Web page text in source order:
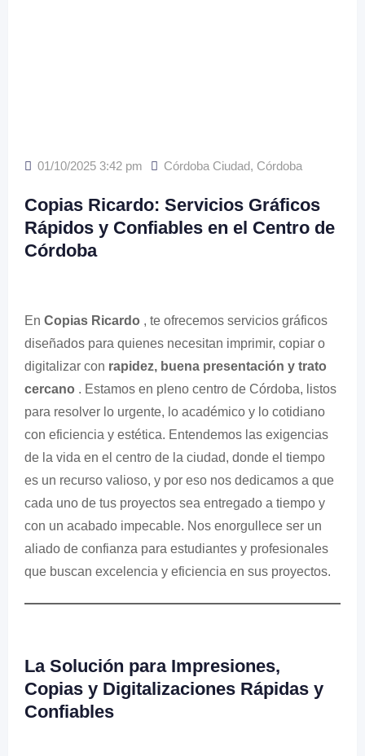
01/10/2025 3:42 pm Córdoba Ciudad, Córdoba
Copias Ricardo: Servicios Gráficos
Rápidos y Confiables en el Centro de
Córdoba
En Copias Ricardo , te ofrecemos servicios gráficos
diseñados para quienes necesitan imprimir, copiar o
digitalizar con rapidez, buena presentación y trato
cercano . Estamos en pleno centro de Córdoba, listos
para resolver lo urgente, lo académico y lo cotidiano
con eficiencia y estética. Entendemos las exigencias
de la vida en el centro de la ciudad, donde el tiempo
es un recurso valioso, y por eso nos dedicamos a que
cada uno de tus proyectos sea entregado a tiempo y
con un acabado impecable. Nos enorgullece ser un
aliado de confianza para estudiantes y profesionales
que buscan excelencia y eficiencia en sus proyectos.
La Solución para Impresiones,
Copias y Digitalizaciones Rápidas y
Confiables